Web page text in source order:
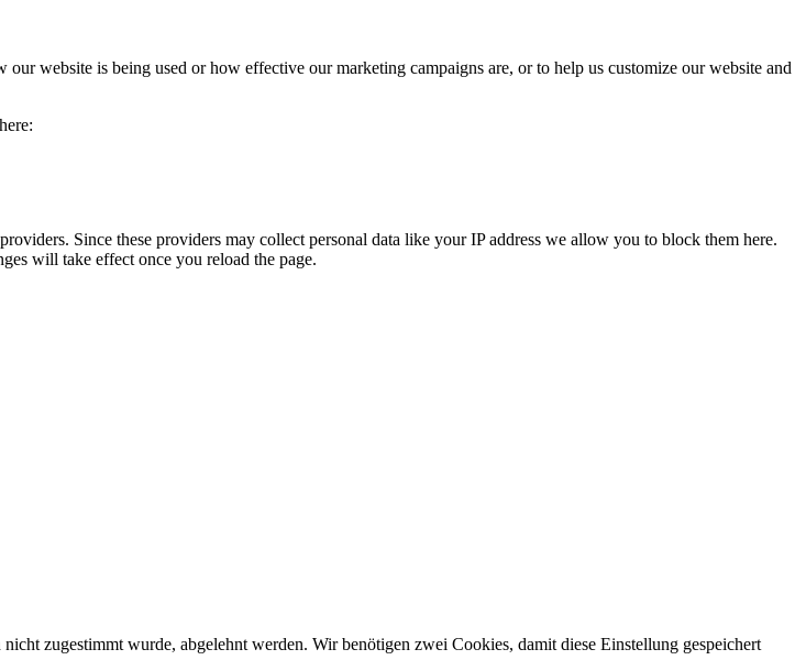
website is being used or how effective our marketing campaigns are, or to help us customize our website and
Since these providers may collect personal data like your IP address we allow you to block them here.
will take effect once you reload the page.
zugestimmt wurde, abgelehnt werden. Wir benötigen zwei Cookies, damit diese Einstellung gespeichert